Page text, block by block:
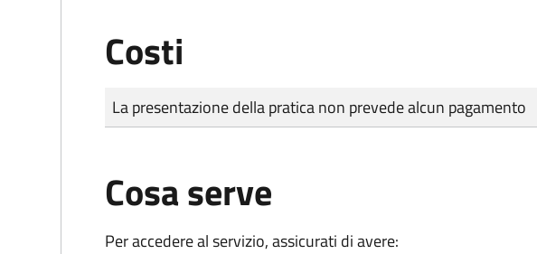
Costi
Tipo di pagamento
Importo
La presentazione della pratica non prevede alcun pagamento
Cosa serve
Per accedere al servizio, assicurati di avere: